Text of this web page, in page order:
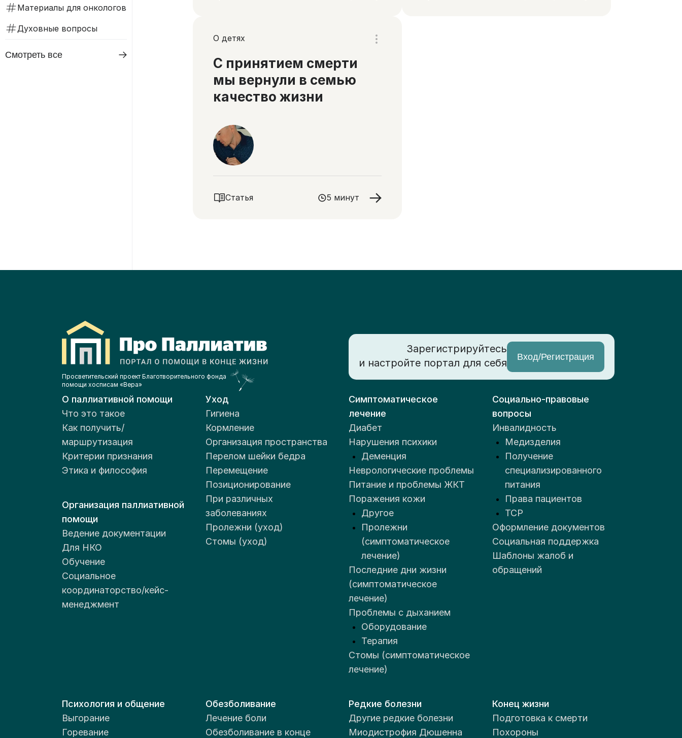
Материалы для онкологов
Духовные вопросы
Смотреть все
О детях
С принятием смерти
мы вернули в семью
качество жизни
Статья 5 минут
Просветительский проект Благотворительного фонда
помощи хосписам «Вера»
Зарегистрируйтесь
и настройте портал для себя
Вход/Регистрация
О паллиативной помощи
Что это такое
Как получить/
маршрутизация
Критерии признания
Этика и философия
Организация паллиативной
помощи
Ведение документации
Для НКО
Обучение
Социальное
координаторство/кейс-
менеджмент
Уход
Гигиена
Кормление
Организация пространства
Перелом шейки бедра
Перемещение
Позиционирование
При различных
заболеваниях
Пролежни (уход)
Стомы (уход)
Симптоматическое
лечение
Диабет
Нарушения психики
Деменция
Неврологические проблемы
Питание и проблемы ЖКТ
Поражения кожи
Другое
Пролежни
(симптоматическое
лечение)
Последние дни жизни
(симптоматическое
лечение)
Проблемы с дыханием
Оборудование
Терапия
Стомы (симптоматическое
лечение)
Социально-правовые
вопросы
Инвалидность
Медизделия
Получение
специализированного
питания
Права пациентов
ТСР
Оформление документов
Социальная поддержка
Шаблоны жалоб и
обращений
Психология и общение
Выгорание
Горевание
Обезболивание
Лечение боли
Обезболивание в конце
Редкие болезни
Другие редкие болезни
Миодистрофия Дюшенна
Конец жизни
Подготовка к смерти
Похороны